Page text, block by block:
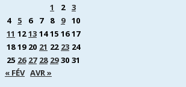
1
2
3
4
5 6 7 8 9
10
11 12 13 14 15 16 17
18 19 20 21 22 23 24
25 26 27 28 29 30 31
« FÉV AVR »